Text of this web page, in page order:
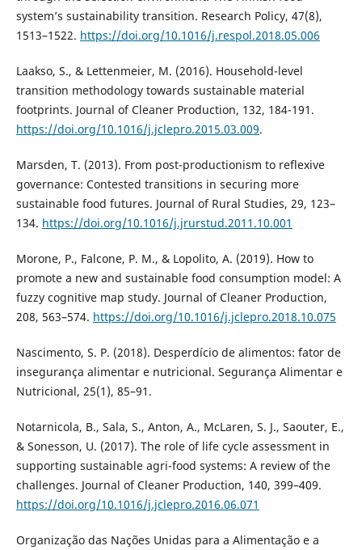
system’s sustainability transition. Research Policy, 47(8),
1513–1522. https://doi.org/10.1016/j.respol.2018.05.006
Laakso, S., & Lettenmeier, M. (2016). Household-level
transition methodology towards sustainable material
footprints. Journal of Cleaner Production, 132, 184-191.
https://doi.org/10.1016/j.jclepro.2015.03.009.
Marsden, T. (2013). From post-productionism to reflexive
governance: Contested transitions in securing more
sustainable food futures. Journal of Rural Studies, 29, 123–
134. https://doi.org/10.1016/j.jrurstud.2011.10.001
Morone, P., Falcone, P. M., & Lopolito, A. (2019). How to
promote a new and sustainable food consumption model: A
fuzzy cognitive map study. Journal of Cleaner Production,
208, 563–574. https://doi.org/10.1016/j.jclepro.2018.10.075
Nascimento, S. P. (2018). Desperdício de alimentos: fator de
insegurança alimentar e nutricional. Segurança Alimentar e
Nutricional, 25(1), 85–91.
Notarnicola, B., Sala, S., Anton, A., McLaren, S. J., Saouter, E.,
& Sonesson, U. (2017). The role of life cycle assessment in
supporting sustainable agri-food systems: A review of the
challenges. Journal of Cleaner Production, 140, 399–409.
https://doi.org/10.1016/j.jclepro.2016.06.071
Organização das Nações Unidas para a Alimentação e a